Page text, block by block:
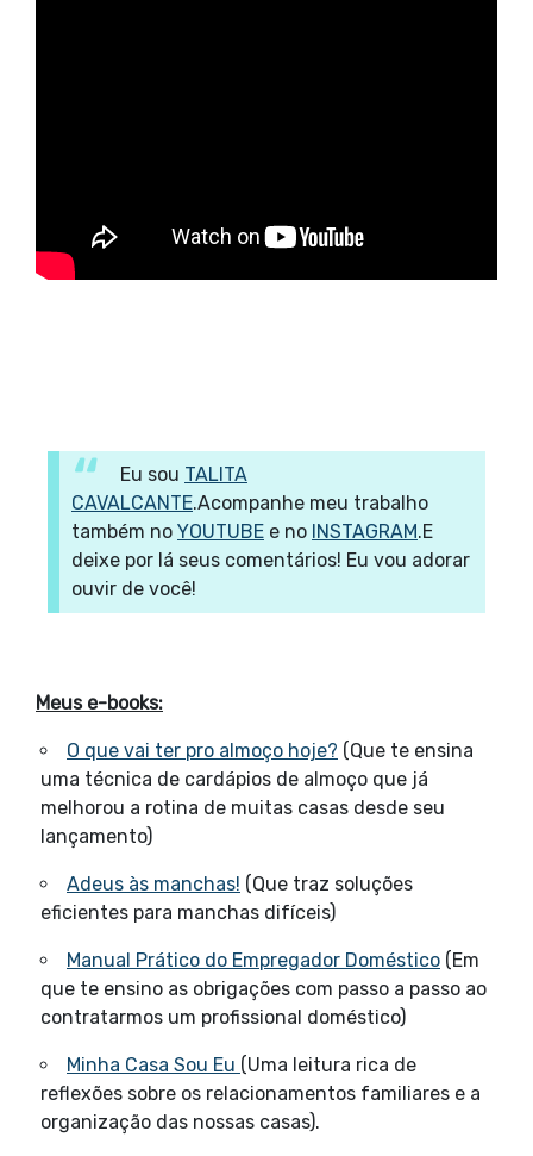
Eu sou TALITA
CAVALCANTE.Acompanhe meu trabalho
também no YOUTUBE e no INSTAGRAM.E
deixe por lá seus comentários! Eu vou adorar
ouvir de você!
Meus e-books:
O que vai ter pro almoço hoje? (Que te ensina
uma técnica de cardápios de almoço que já
melhorou a rotina de muitas casas desde seu
lançamento)
Adeus às manchas! (Que traz soluções
eficientes para manchas difíceis)
Manual Prático do Empregador Doméstico (Em
que te ensino as obrigações com passo a passo ao
contratarmos um profissional doméstico)
Minha Casa Sou Eu (Uma leitura rica de
reflexões sobre os relacionamentos familiares e a
organização das nossas casas).